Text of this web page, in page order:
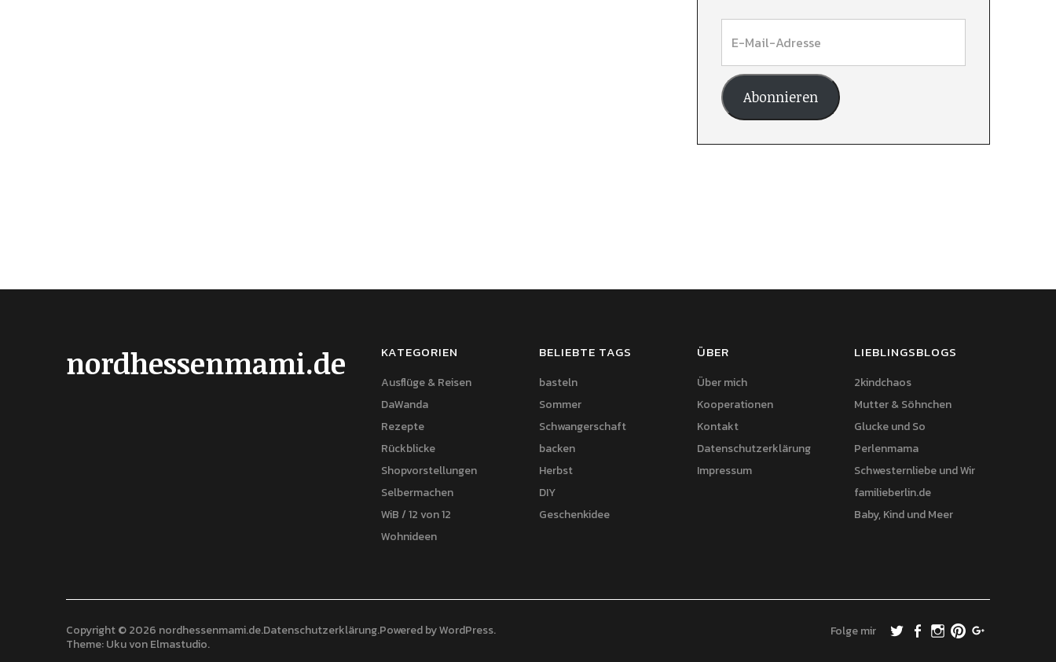
Abonnieren
nordhessenmami.de KATEGORIEN
Ausflüge & Reisen
DaWanda
Rezepte
Rückblicke
Shopvorstellungen
Selbermachen
WiB / 12 von 12
Wohnideen
BELIEBTE TAGS
basteln
Sommer
Schwangerschaft
backen
Herbst
DIY
Geschenkidee
ÜBER
Über mich
Kooperationen
Kontakt
Datenschutzerklärung
Impressum
LIEBLINGSBLOGS
2kindchaos
Mutter & Söhnchen
Glucke und So
Perlenmama
Schwesternliebe und Wir
familieberlin.de
Baby, Kind und Meer
Copyright © 2026 nordhessenmami.deDatenschutzerklärungPowered byWordPress
Theme: Uku vonElmastudio
Folge mir